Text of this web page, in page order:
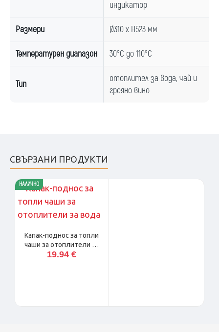
индикатор
Размери Ø310 x H523 мм
Температурен диапазон 30°C до 110°C
Тип
отоплител за вода, чай и
греяно вино
СВЪРЗАНИ ПРОДУКТИ
НАЛИЧНО
Капак-поднос за топли
чаши за отоплители за
вода
19.94 €